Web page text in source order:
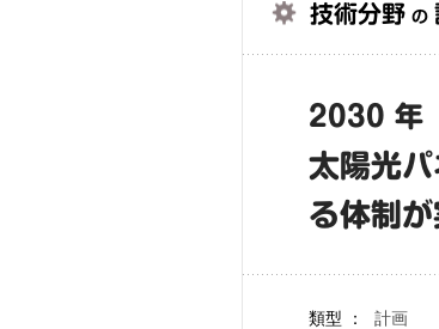
技術分野 の
2030 年
太陽光
る体制が
類型 ：
計画